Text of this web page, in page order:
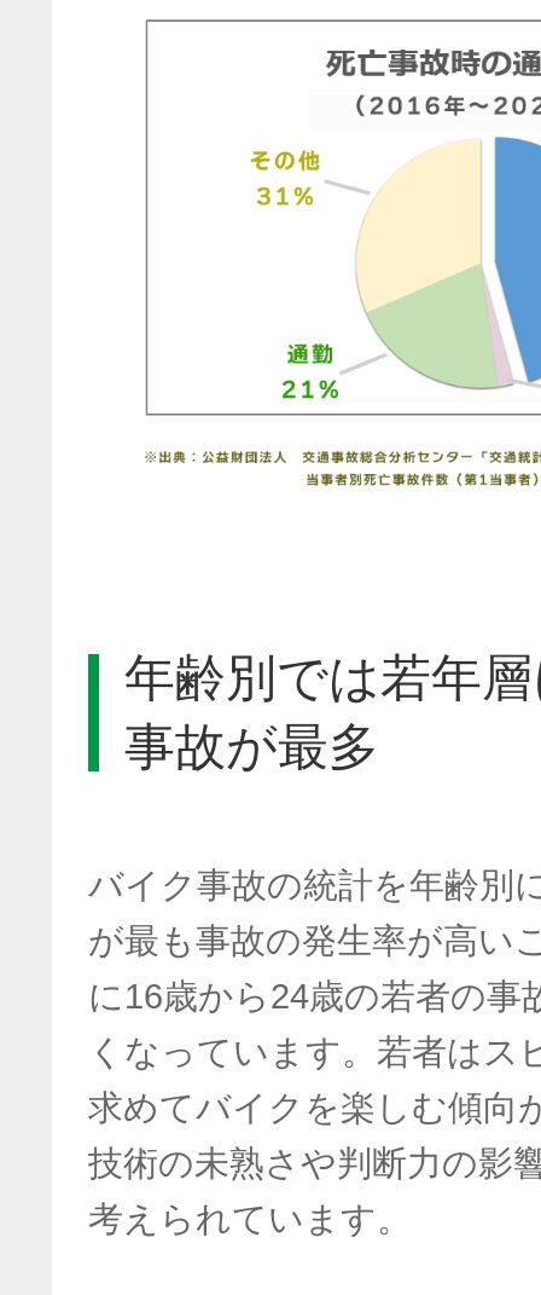
年齢別では若年
事故が最多
バイク事故の統計を年齢別
が最も事故の発生率が高い
に16歳から24歳の若者の事
くなっています。若者はス
求めてバイクを楽しむ傾向
技術の未熟さや判断力の影
考えられています。